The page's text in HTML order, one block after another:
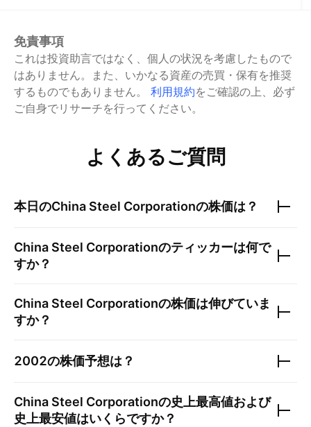
免責事項
これは投資助言ではなく、個人の状況を考慮したもので
はありません。また、いかなる資産の売買・保有を推奨
するものでもありません。
利用規約をご確認の上、必ず
ご自身でリサーチを行ってください。
よくあるご質問
本日のChina Steel Corporationの株価は？
China Steel Corporationのティッカーは何で
すか？
China Steel Corporationの株価は伸びていま
すか？
2002の株価予想は？
China Steel Corporationの史上最高値および
史上最安値はいくらですか？